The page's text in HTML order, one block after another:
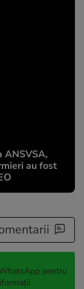
ANSVSA,
au fost
pentru